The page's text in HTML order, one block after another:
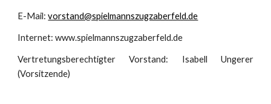
E-Mail:vorstand@spielmannszugzaberfeld.de
Internet: www.spielmannszugzaberfeld.de
Vertretungsberechtigter Vorstand: Isabell Ungerer
(Vorsitzende)